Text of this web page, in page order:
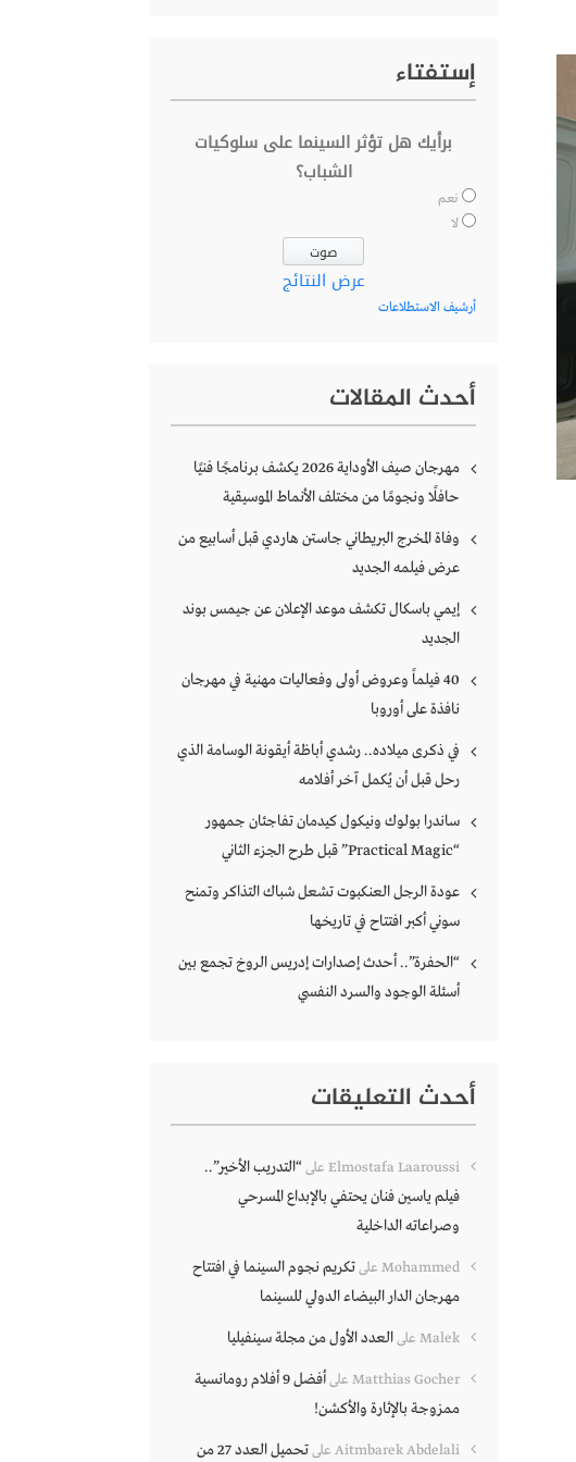
إستفتاء
برأيك هل تؤثر السينما على سلوكيات
الشباب؟
نعم
لا
عرض النتائج
أرشيف الاستطلاعات
أحدث المقالات
مهرجان صيف الأوداية 2026 يكشف برنامجًا فنيًا
حافلًا ونجومًا من مختلف الأنماط الموسيقية
وفاة المخرج البريطاني جاستن هاردي قبل أسابيع من
عرض فيلمه الجديد
إيمي باسكال تكشف موعد الإعلان عن جيمس بوند
الجديد
40 فيلماً وعروض أولى وفعاليات مهنية في مهرجان
نافذة على أوروبا
في ذكرى ميلاده.. رشدي أباظة أيقونة الوسامة الذي
رحل قبل أن يُكمل آخر أفلامه
ساندرا بولوك ونيكول كيدمان تفاجئان جمهور
“Practical Magic” قبل طرح الجزء الثاني
عودة الرجل العنكبوت تشعل شباك التذاكر وتمنح
سوني أكبر افتتاح في تاريخها
“الحفرة”.. أحدث إصدارات إدريس الروخ تجمع بين
أسئلة الوجود والسرد النفسي
أحدث التعليقات
Elmostafa Laaroussi على“التدريب الأخير”..
فيلم ياسين فنان يحتفي بالإبداع المسرحي
وصراعاته الداخلية
Mohammed علىتكريم نجوم السينما في افتتاح
مهرجان الدار البيضاء الدولي للسينما
Malek علىالعدد الأول من مجلة سينفيليا
Matthias Gocher على
أفضل 9 أفلام رومانسية
ممزوجة بالإثارة والأكشن!
Aitmbarek Abdelali على
تحميل العدد 27 من